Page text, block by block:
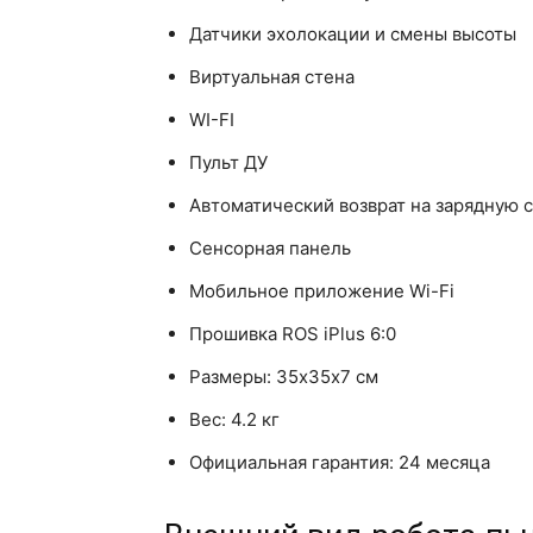
Датчики эхолокации и смены высоты
Виртуальная стена
WI-FI
Пульт ДУ
Автоматический возврат на зарядную
Сенсорная панель
Мобильное приложение Wi-Fi
Прошивка ROS iPlus 6:0
Размеры: 35х35х7 см
Вес: 4.2 кг
Официальная гарантия: 24 месяца